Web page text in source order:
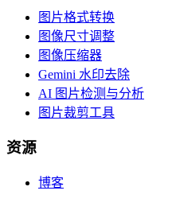
图片格式转换
图像尺寸调整
图像压缩器
Gemini 水印去除
AI 图片检测与分析
图片裁剪工具
资源
博客